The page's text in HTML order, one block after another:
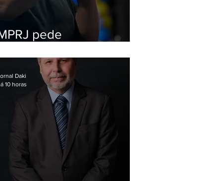
pede
Daki
10 horas